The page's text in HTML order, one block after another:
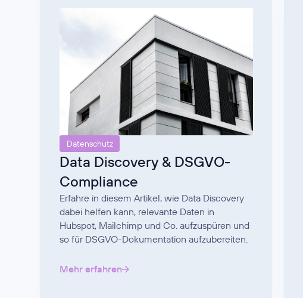
Datenschutz
Data Discovery & DSGVO-
Compliance
Erfahre in diesem Artikel, wie Data Discovery
dabei helfen kann, relevante Daten in
Hubspot, Mailchimp und Co. aufzuspüren und
so für DSGVO-Dokumentation aufzubereiten.
Mehr erfahren